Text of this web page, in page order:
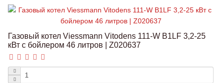
Газовый котел Viessmann Vitodens 111-W B1LF 3,2-25
кВт с бойлером 46 литров | Z020637